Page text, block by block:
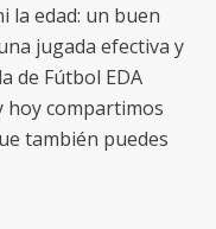
la edad: un buen
jugada efectiva y
de Fútbol EDA
hoy compartimos
también puedes